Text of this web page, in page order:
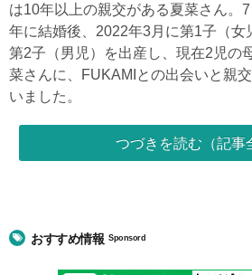
は10年以上の親交がある夏菜さん。
年に結婚後、2022年3月に第1子（女
第2子（男児）を出産し、現在2児の
菜さんに、FUKAMIとの出会いと親
いました。
つづきを読む（記事
おすすめ情報Sponsord